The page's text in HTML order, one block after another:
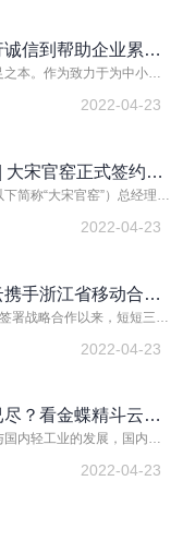
信到帮助企业累积
本。作为致力于为中小微
营。近日，因为良好的企
2022-04-23
大宋官窑正式签约成
项目合作客户
简称“大宋官窑”）总经理辛
（以下简称“金蝶蝶金”）总
高度评价且寄予厚望。
2022-04-23
手浙江省移动合作
署战略合作以来，短短三个
前排
2022-04-23
？看金蝶精斗云联
内轻工业的发展，国内批
一个亮点
2022-04-23